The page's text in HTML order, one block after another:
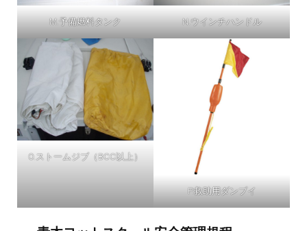
M.予備燃料タンク N.ウインチハンドル
O.ストームジブ（BCC以上）
P.救助用ダンブイ